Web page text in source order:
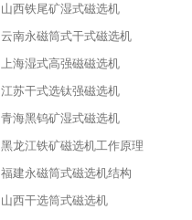
山西铁尾矿湿式磁选机
云南永磁筒式干式磁选机
上海湿式高强磁磁选机
江苏干式选钛强磁选机
青海黑钨矿湿式磁选机
黑龙江铁矿磁选机工作原理
福建永磁筒式磁选机结构
山西干选筒式磁选机